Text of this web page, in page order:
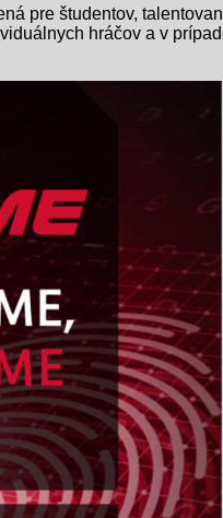
pre študentov,
hráčov a v